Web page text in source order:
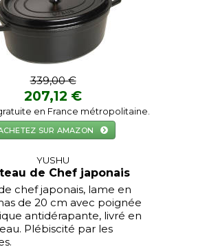
339,00 €
207,12 €
en France métropolitaine.
SUR AMAZON
YUSHU
de Chef japonais
chef japonais, lame en
de 20 cm avec poignée
antidérapante, livré en
Plébiscité par les